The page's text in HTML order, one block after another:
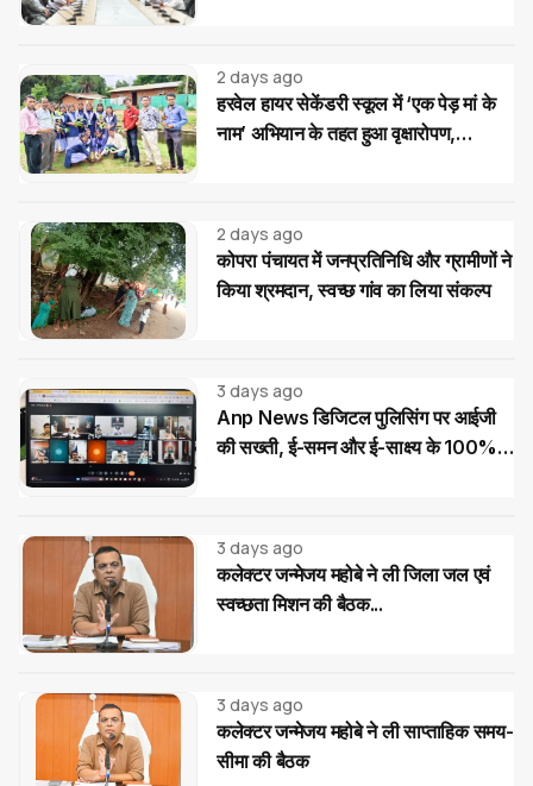
2 days ago
हरवेल हायर सेकेंडरी स्कूल में ‘एक पेड़ मां के
नाम’ अभियान के तहत हुआ वृक्षारोपण,
2 days ago
कोपरा पंचायत में जनप्रतिनिधि और ग्रामीणों ने
किया श्रमदान, स्वच्छ गांव का लिया संकल्प
3 days ago
Anp News डिजिटल पुलिसिंग पर आईजी
की सख्ती, ई-समन और ई-साक्ष्य के 100%
3 days ago
कलेक्टर जन्मेजय महोबे ने ली जिला जल एवं
स्वच्छता मिशन की बैठक...
3 days ago
कलेक्टर जन्मेजय महोबे ने ली साप्ताहिक समय-
सीमा की बैठक